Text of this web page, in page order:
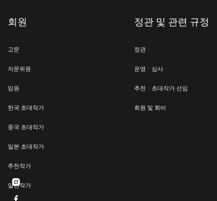
회원
고문
자문위원
임원
한국 초대작가
중국 초대작가
일본 초대작가
추천작가
일반작가
정관 및 관련 규정
정관
운영ㆍ심사
추천ㆍ초대작가 선임
회원 및 회비

